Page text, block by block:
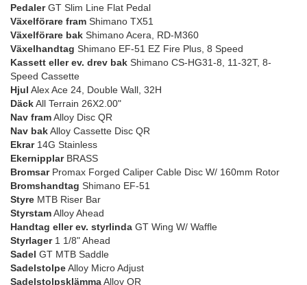
PedalerGT Slim Line Flat Pedal
Växelförare fram Shimano TX51
Växelförare bak Shimano Acera, RD-M360
Växelhandtag Shimano EF-51 EZ Fire Plus, 8 Speed
Kassett eller ev. drev bak Shimano CS-HG31-8, 11-32T, 8-
Speed Cassette
Hjul Alex Ace 24, Double Wall, 32H
DäckAll Terrain 26X2.00"
Nav framAlloy Disc QR
Nav bakAlloy Cassette Disc QR
Ekrar14G Stainless
EkernipplarBRASS
BromsarPromax Forged Caliper Cable Disc W/ 160mm Rotor
Bromshandtag Shimano EF-51
Styre MTB Riser Bar
StyrstamAlloy Ahead
Handtag eller ev. styrlinda GT Wing W/ Waffle
Styrlager1 1/8" Ahead
Sadel GT MTB Saddle
SadelstolpeAlloy Micro Adjust
SadelstolpsklämmaAlloy QR